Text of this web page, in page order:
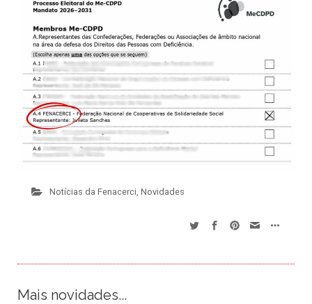
Notícias da Fenacerci Novidades
Mais novidades...